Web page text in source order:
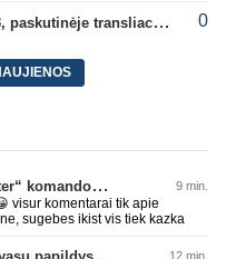
Dvikovas su „Hajduk“ transliuos TV3, paskutinėje transliacijoje – nauji rekordai 0
L. Messi gerokai pakėlė Majamio „Inter“ komandos vertę 9 min.
visur komentarai tik apie
sugebes ikist vis tiek kazka
12 min.